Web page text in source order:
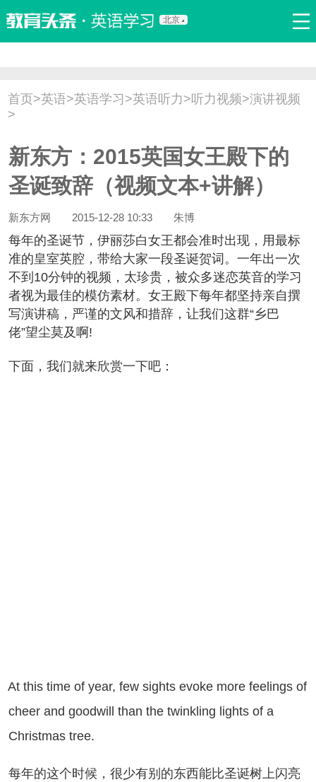
北京
双语新闻 口译翻译 职场英语 娱乐英语 少儿英语
流行语 新概念
首页>英语>英语学习 >英语听力>听力视频>演讲视频
>
新东方：2015英国女王殿下的
圣诞致辞（视频文本+讲解）
新东方网 2015-12-28 10:33 朱博
的圣诞节，伊丽莎白女王都会准时出现，用最标
准的皇室英腔，带给大家一段圣诞贺词。一年出一次
不到10分钟的视频，太珍贵，被众多迷恋英音的学习
者视为最佳的模仿素材。女王殿下每年都坚持亲自撰
写演讲稿，严谨的文风和措辞，让我们这群“乡巴
佬”望尘莫及啊!
，我们就来欣赏一下吧：
time of year, few sights evoke more feelings of
cheer and goodwill than the twinkling lights of a
Christmas tree.
的这个时候，很少有别的东西能比圣诞树上闪亮